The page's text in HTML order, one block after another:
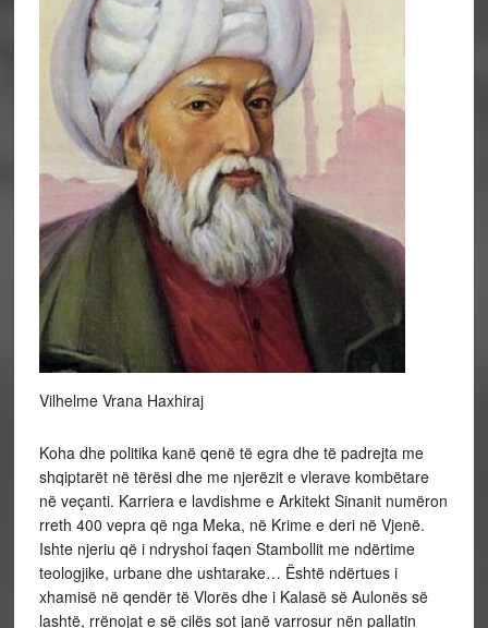
Vilhelme Vrana Haxhiraj
Koha dhe politika kanë qenë të egra dhe të padrejta me
shqiptarët në tërësi dhe me njerëzit e vlerave kombëtare
në veçanti. Karriera e lavdishme e Arkitekt Sinanit numëron
rreth 400 vepra që nga Meka, në Krime e deri në Vjenë.
Ishte njeriu që i ndryshoi faqen Stambollit me ndërtime
teologjike, urbane dhe ushtarake… Është ndërtues i
xhamisë në qendër të Vlorës dhe i Kalasë së Aulonës së
lashtë, rrënojat e së cilës sot janë varrosur nën pallatin